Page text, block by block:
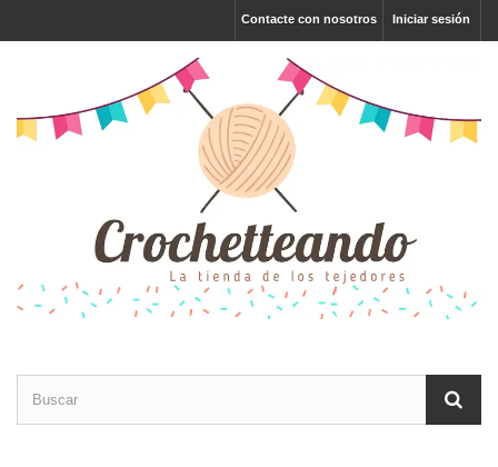
Iniciar sesión
Contacte con nosotros